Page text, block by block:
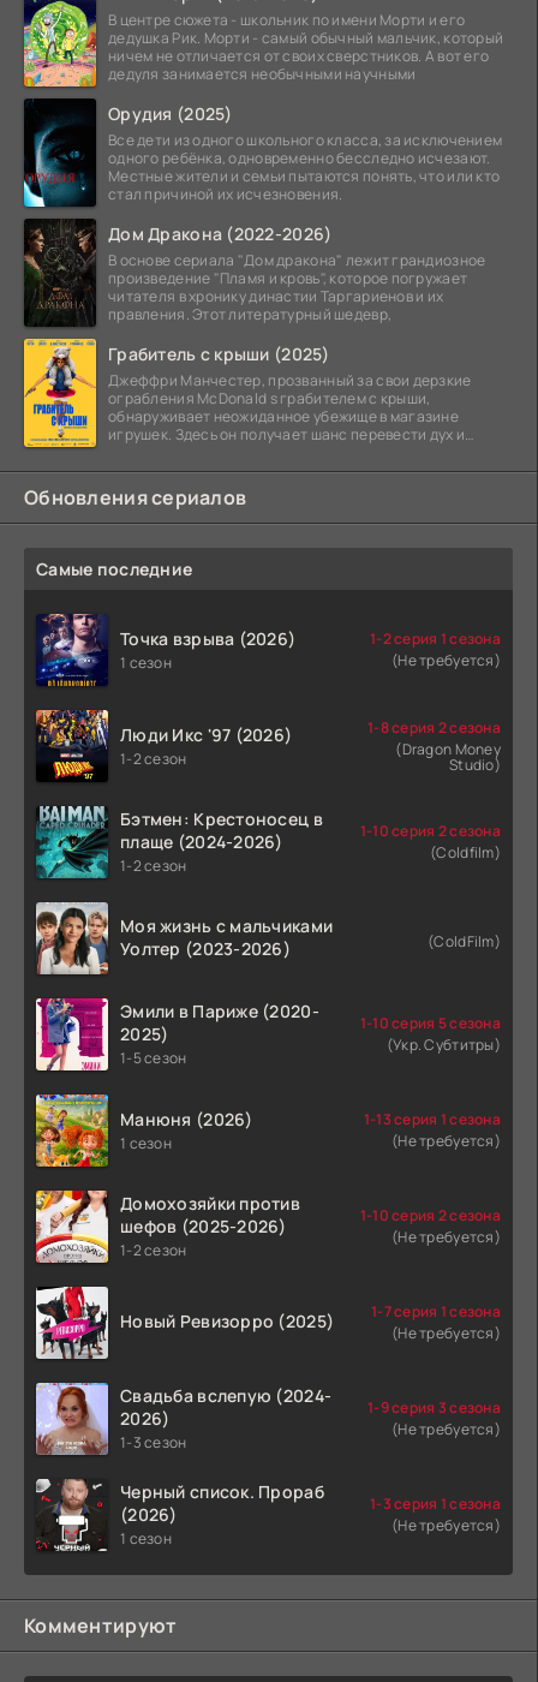
В центре сюжета - школьник по имени Морти и его
дедушка Рик. Морти - самый обычный мальчик, который
ничем не отличается от своих сверстников. А вот его
дедуля занимается необычными научными
Орудия (2025)
Все дети из одного школьного класса, за исключением
одного ребёнка, одновременно бесследно исчезают.
Местные жители и семьи пытаются понять, что или кто
стал причиной их исчезновения.
Дом Дракона (2022-2026)
В основе сериала "Дом дракона" лежит грандиозное
произведение "Пламя и кровь", которое погружает
читателя в хронику династии Таргариенов и их
правления. Этот литературный шедевр,
Грабитель с крыши (2025)
Джеффри Манчестер, прозванный за свои дерзкие
ограбления McDonald s грабителем с крыши,
обнаруживает неожиданное убежище в магазине
игрушек. Здесь он получает шанс перевести дух и
Обновления сериалов
Самые последние
Точка взрыва (2026)
1 сезон
1-2 серия 1 сезона
(Не требуется)
Люди Икс '97 (2026)
1-2 сезон
1-8 серия 2 сезона
(Dragon Money
Studio)
Бэтмен: Крестоносец в
плаще (2024-2026)
1-2 сезон
1-10 серия 2 сезона
(Coldfilm)
Моя жизнь с мальчиками
Уолтер (2023-2026)
(ColdFilm)
Эмили в Париже (2020-
2025)
1-5 сезон
1-10 серия 5 сезона
(Укр. Субтитры)
Манюня (2026)
1 сезон
1-13 серия 1 сезона
(Не требуется)
Домохозяйки против
шефов (2025-2026)
1-2 сезон
1-10 серия 2 сезона
(Не требуется)
Новый Ревизорро (2025)
1-7 серия 1 сезона
(Не требуется)
Свадьба вслепую (2024-
2026)
1-3 сезон
1-9 серия 3 сезона
(Не требуется)
Черный список. Прораб
(2026)
1 сезон
1-3 серия 1 сезона
(Не требуется)
Комментируют